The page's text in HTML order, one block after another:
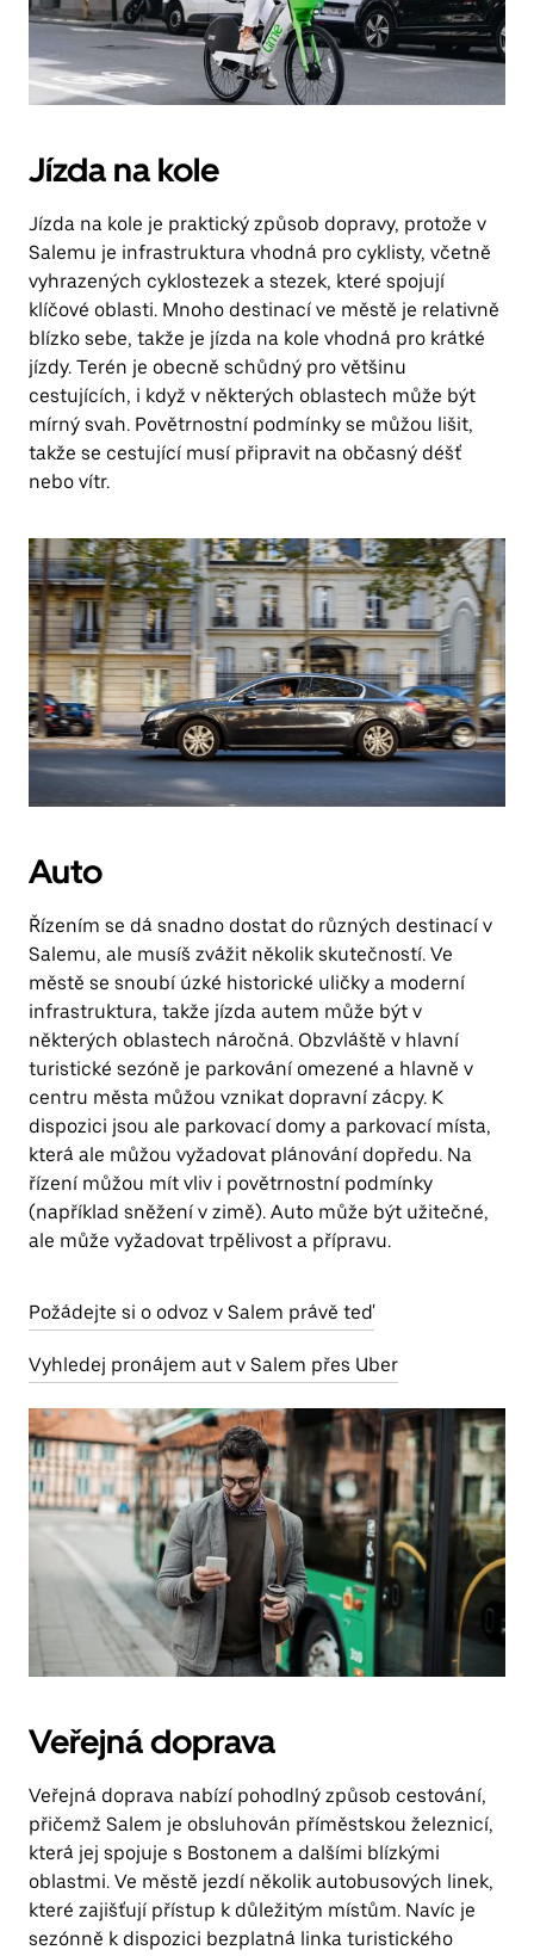
Jízda na kole
Jízda na kole je praktický způsob dopravy, protože v
Salemu je infrastruktura vhodná pro cyklisty, včetně
vyhrazených cyklostezek a stezek, které spojují
klíčové oblasti. Mnoho destinací ve městě je relativně
blízko sebe, takže je jízda na kole vhodná pro krátké
jízdy. Terén je obecně schůdný pro většinu
cestujících, i když v některých oblastech může být
mírný svah. Povětrnostní podmínky se můžou lišit,
takže se cestující musí připravit na občasný déšť
nebo vítr.
Auto
Řízením se dá snadno dostat do různých destinací v
Salemu, ale musíš zvážit několik skutečností. Ve
městě se snoubí úzké historické uličky a moderní
infrastruktura, takže jízda autem může být v
některých oblastech náročná. Obzvláště v hlavní
turistické sezóně je parkování omezené a hlavně v
centru města můžou vznikat dopravní zácpy. K
dispozici jsou ale parkovací domy a parkovací místa,
která ale můžou vyžadovat plánování dopředu. Na
řízení můžou mít vliv i povětrnostní podmínky
(například sněžení v zimě). Auto může být užitečné,
ale může vyžadovat trpělivost a přípravu.
Požádejte si o odvoz v Salem právě teď
Vyhledej pronájem aut v Salem přes Uber
Veřejná doprava
Veřejná doprava nabízí pohodlný způsob cestování,
přičemž Salem je obsluhován příměstskou železnicí,
která jej spojuje s Bostonem a dalšími blízkými
oblastmi. Ve městě jezdí několik autobusových linek,
které zajišťují přístup k důležitým místům. Navíc je
sezónně k dispozici bezplatná linka turistického